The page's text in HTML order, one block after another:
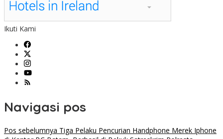
Ikuti Kami
Navigasi pos
Pos sebelumnya Tiga Pelaku Pencurian Handphone Merek Iphone